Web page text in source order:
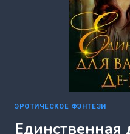
ЭРОТИЧЕСКОЕ ФЭНТЕЗИ